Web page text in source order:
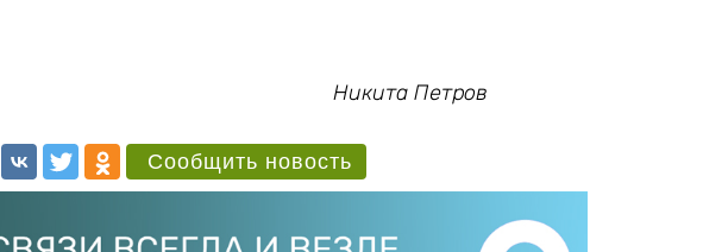
Никита Петров
Сообщить новость